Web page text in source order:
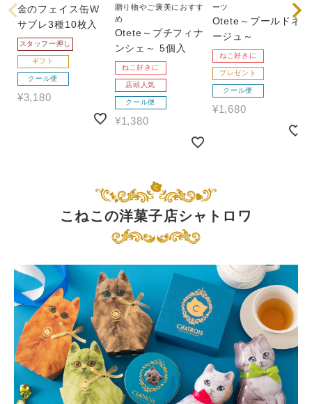
金のフェイス缶W
サブレ3種10枚入
スタッフ一押し
ギフト
クール便
¥3,180
贈り物やご褒美におすす
め
Otete～プチフィナ
ンシェ～ 5個入
ねこ好きに
店頭人気
クール便
¥1,380
ーツ
Otete～ブールドネ
ージュ～
ねこ好きに
プレゼント
クール便
¥1,680
こねこの洋菓子店シャトロワ